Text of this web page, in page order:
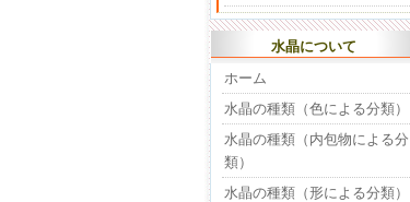
水晶について
ホーム
水晶の種類（色による分類）
水晶の種類（内包物による分
類）
水晶の種類（形による分類）